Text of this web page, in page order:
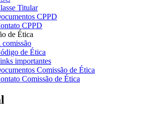
Titular
CPPD
CPPD
de Ética
comissão
de Ética
importantes
Comissão de Ética
Comissão de Ética